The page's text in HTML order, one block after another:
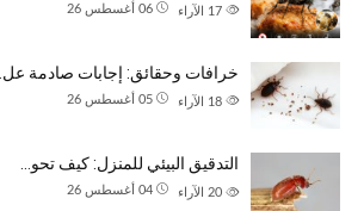
06 أغسطس 26 الآراء
خرافات وحقائق: إجابات صادمة عل…
05 أغسطس 26 الآراء
التدقيق البيئي للمنزل: كيف تحو…
04 أغسطس 26 الآراء